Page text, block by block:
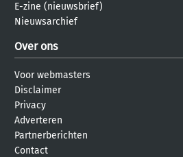
E-zine (nieuwsbrief)
Nieuwsarchief
Over ons
Voor webmasters
Disclaimer
Privacy
Adverteren
Partnerberichten
Contact